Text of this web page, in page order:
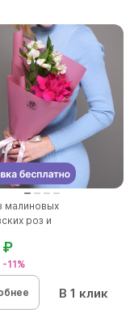
малиновых
роз и
-11%
₽
В 1 клик